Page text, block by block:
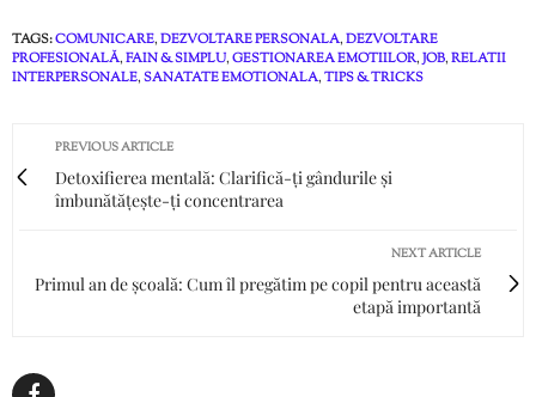
TAGS:COMUNICARE,DEZVOLTARE PERSONALA,DEZVOLTARE
PROFESIONALĂ,FAIN & SIMPLU,GESTIONAREA EMOTIILOR,JOB,RELATII
INTERPERSONALE,SANATATE EMOTIONALA,TIPS & TRICKS
PREVIOUS ARTICLE
Detoxifierea mentală: Clarifică-ți gândurile și
îmbunătățește-ți concentrarea
NEXT ARTICLE
Primul an de școală: Cum îl pregătim pe copil pentru această
etapă importantă